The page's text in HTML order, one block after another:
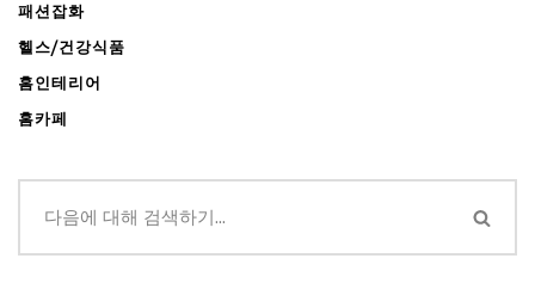
패션잡화
헬스/건강식품
홈인테리어
홈카페